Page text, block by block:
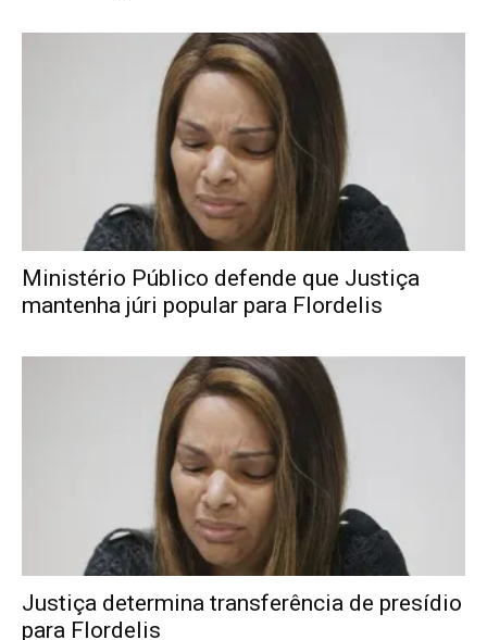
Ministério Público defende que Justiça
mantenha júri popular para Flordelis
Justiça determina transferência de presídio
para Flordelis